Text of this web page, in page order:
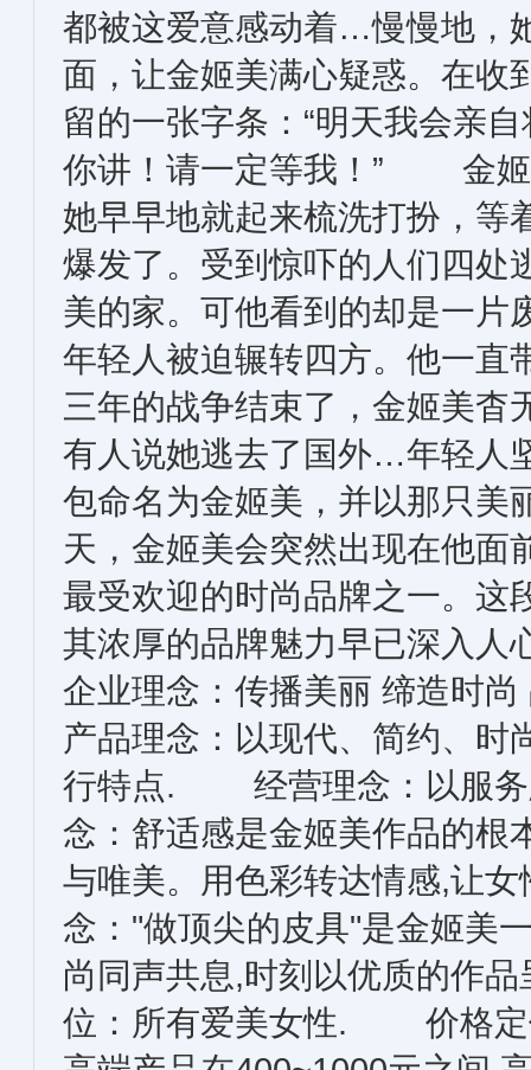
都被这爱意感动着…慢慢地，
面，让金姬美满心疑惑。在收
留的一张字条：“明天我会亲
你讲！请一定等我！” 金姬
她早早地就起来梳洗打扮，
爆发了。受到惊吓的人们四处
美的家。可他看到的却是
年轻人被迫辗转四方。他
三年的战争结束了，金姬美杳
有人说她逃去了国外…年轻人
包命名为金姬美，并以那只美
天，金姬美会突然出现在
最受欢迎的时尚品牌之一。这
其浓厚的品牌魅力早已深入
企业理念：传播美丽 缔造时
产品理念：以现代、简约、时
行特点. 经营理念：以服
念：舒适感是金姬美作品的根
与唯美。用色彩转达情感,
念："做顶尖的皮具"是金姬美
尚同声共息,时刻以优质的
位：所有爱美女性. 价格定